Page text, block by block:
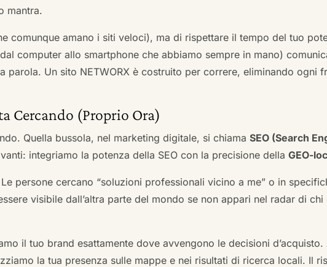
mantra.
comunque amano i siti veloci), ma di rispettare il tempo del tuo
computer allo smartphone che abbiamo sempre in mano)
parola. Un sito NETWORX è costruito per correre, eliminando ogni
Cercando (Proprio Ora)
Quella bussola, nel marketing digitale, si chiamaSEO (Search
integriamo la potenza della SEO con la precisione dellaGEO-
persone cercano “soluzioni professionali vicino a me” o in
visibile dall’altra parte del mondo se non appari nel radar di chi
il tuo brand esattamente dove avvengono le decisioni
la tua presenza sulle mappe e nei risultati di ricerca locali. Il